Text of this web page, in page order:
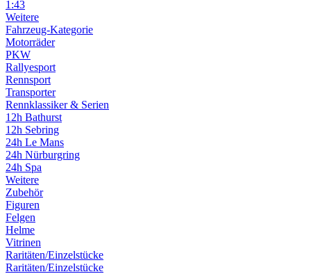
1:43
Weitere
Fahrzeug-Kategorie
Motorräder
PKW
Rallyesport
Rennsport
Transporter
Rennklassiker & Serien
12h Bathurst
12h Sebring
24h Le Mans
24h Nürburgring
24h Spa
Weitere
Zubehör
Figuren
Felgen
Helme
Vitrinen
Raritäten/Einzelstücke
Raritäten/Einzelstücke